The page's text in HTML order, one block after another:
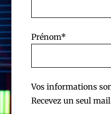
Prénom*
Vos informations
Recevez un seul